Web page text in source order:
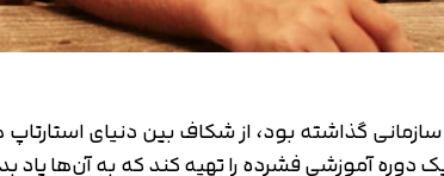
گذاشته بود، از شکاف بین دنیای
آموزشی فشرده را تهیه کند که به آن‌ها یاد